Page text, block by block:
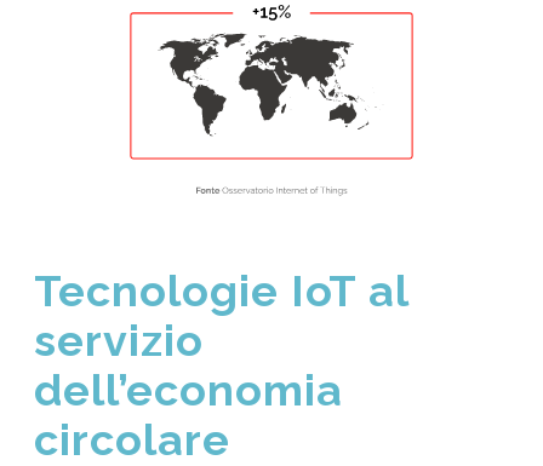
Tecnologie IoT al
servizio
dell’economia
circolare